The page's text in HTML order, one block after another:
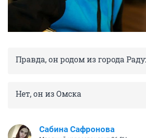
Правда, он родом из города
Нет, он из Омска
Сабина Сафронова